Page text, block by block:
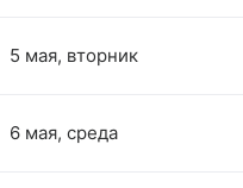
5 мая, вторник
6 мая, среда